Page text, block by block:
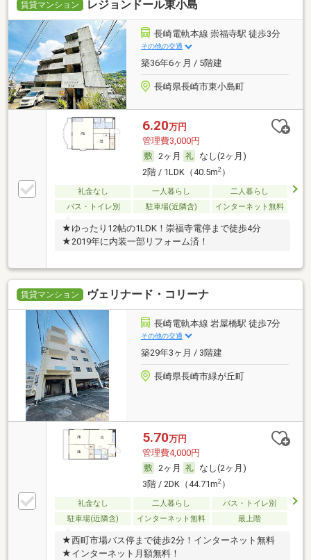
賃貸マンション レジョンドール東小島
長崎電軌本線 崇福寺駅 徒歩3分
その他の交通
築36年6ヶ月 / 5階建
長崎県長崎市東小島町
6.20万円
管理費3,000円
2ヶ月
なし(2ヶ月)
2階 / 1LDK（40.5m2）
礼金なし 一人暮らし
二人暮らし
バス・トイレ別
駐車場(近隣含) インターネット無料
★ゆったり12帖の1LDK！崇福寺電停まで徒歩4分
★2019年に内装一部リフォーム済！
賃貸マンション ヴェリナード・コリーナ
長崎電軌本線 岩屋橋駅 徒歩7分
その他の交通
築29年3ヶ月 / 3階建
長崎県長崎市緑が丘町
5.70万円
管理費4,000円
2ヶ月
なし(2ヶ月)
3階 / 2DK（44.71m2）
礼金なし 二人暮らし
バス・トイレ別
駐車場(近隣含)
インターネット無料 最上階
★西町市場バス停まで徒歩2分！インターネット無料
★インターネット月額無料！